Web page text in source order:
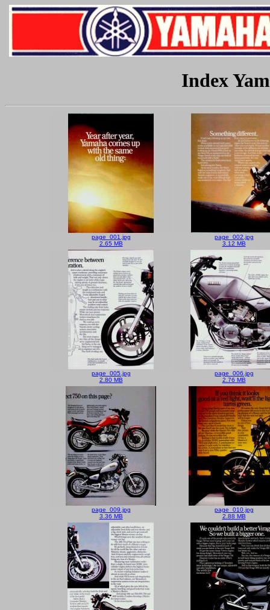
Index
page_001.jpg
2.65 MB
page_002.jpg
3.12 MB
page_005.jpg
2.80 MB
page_006.jpg
2.76 MB
page_009.jpg
3.36 MB
page_010.jpg
2.88 MB